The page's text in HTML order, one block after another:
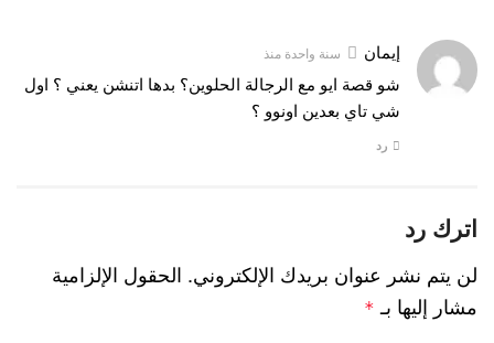
إيمان سنة واحدة منذ
شو قصة ايو مع الرجالة الحلوين؟ بدها اتنشن يعني ؟ اول
شي تاي بعدين اونوو ؟
رد
اترك رد
لن يتم نشر عنوان بريدك الإلكتروني. الحقول الإلزامية
مشار إليها بـ *